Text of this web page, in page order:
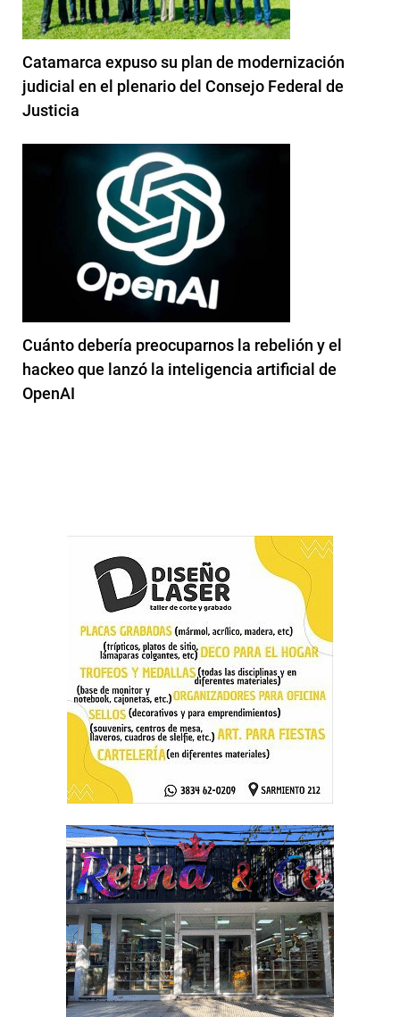
Catamarca expuso su plan de modernización
judicial en el plenario del Consejo Federal de
Justicia
Cuánto debería preocuparnos la rebelión y el
hackeo que lanzó la inteligencia artificial de
OpenAI